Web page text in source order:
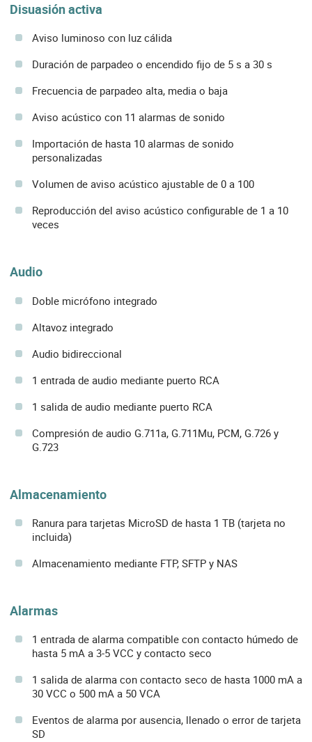
Disuasión activa
Aviso luminoso con luz cálida
Duración de parpadeo o encendido fijo de 5 s a 30 s
Frecuencia de parpadeo alta, media o baja
Aviso acústico con 11 alarmas de sonido
Importación de hasta 10 alarmas de sonido
personalizadas
Volumen de aviso acústico ajustable de 0 a 100
Reproducción del aviso acústico configurable de 1 a 10
veces
Audio
Doble micrófono integrado
Altavoz integrado
Audio bidireccional
1 entrada de audio mediante puerto RCA
1 salida de audio mediante puerto RCA
Compresión de audio G.711a, G.711Mu, PCM, G.726 y
G.723
Almacenamiento
Ranura para tarjetas MicroSD de hasta 1 TB (tarjeta no
incluida)
Almacenamiento mediante FTP, SFTP y NAS
Alarmas
1 entrada de alarma compatible con contacto húmedo de
hasta 5 mA a 3-5 VCC y contacto seco
1 salida de alarma con contacto seco de hasta 1000 mA a
30 VCC o 500 mA a 50 VCA
Eventos de alarma por ausencia, llenado o error de tarjeta
SD